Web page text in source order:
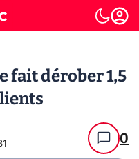
fait dérober 1,5
0